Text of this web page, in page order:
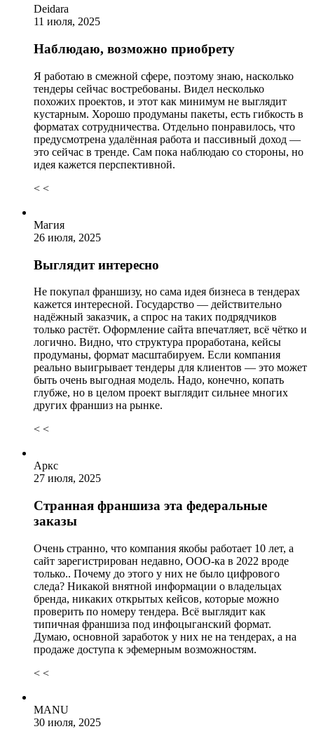
Deidara
11 июля, 2025
Наблюдаю, возможно приобрету
Я работаю в смежной сфере, поэтому знаю, насколько
тендеры сейчас востребованы. Видел несколько
похожих проектов, и этот как минимум не выглядит
кустарным. Хорошо продуманы пакеты, есть гибкость в
форматах сотрудничества. Отдельно понравилось, что
предусмотрена удалённая работа и пассивный доход —
это сейчас в тренде. Сам пока наблюдаю со стороны, но
идея кажется перспективной.
< <
Магия
26 июля, 2025
Выглядит интересно
Не покупал франшизу, но сама идея бизнеса в тендерах
кажется интересной. Государство — действительно
надёжный заказчик, а спрос на таких подрядчиков
только растёт. Оформление сайта впечатляет, всё чётко и
логично. Видно, что структура проработана, кейсы
продуманы, формат масштабируем. Если компания
реально выигрывает тендеры для клиентов — это может
быть очень выгодная модель. Надо, конечно, копать
глубже, но в целом проект выглядит сильнее многих
других франшиз на рынке.
< <
Аркс
27 июля, 2025
Странная франшиза эта федеральные
заказы
Очень странно, что компания якобы работает 10 лет, а
сайт зарегистрирован недавно, ООО-ка в 2022 вроде
только.. Почему до этого у них не было цифрового
следа? Никакой внятной информации о владельцах
бренда, никаких открытых кейсов, которые можно
проверить по номеру тендера. Всё выглядит как
типичная франшиза под инфоцыганский формат.
Думаю, основной заработок у них не на тендерах, а на
продаже доступа к эфемерным возможностям.
< <
MANU
30 июля, 2025